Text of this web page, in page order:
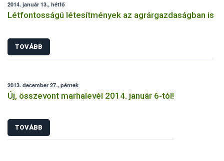
2014. január 13., hétfő
Létfontosságú létesítmények az agrárgazdaságban is
TOVÁBB
2013. december 27., péntek
Új, összevont marhalevél 2014. január 6-tól!
TOVÁBB